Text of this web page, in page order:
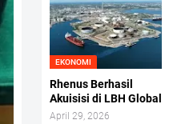
EKONOMI
Rhenus Berhasil
Akuisisi di LBH Global
April 29, 2026